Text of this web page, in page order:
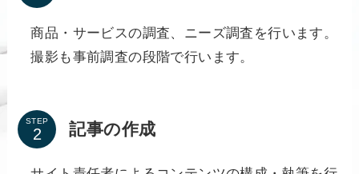
商品・サービスの調査、ニーズ調査を行います。
撮影も事前調査の段階で行います。
STEP 記事の作成